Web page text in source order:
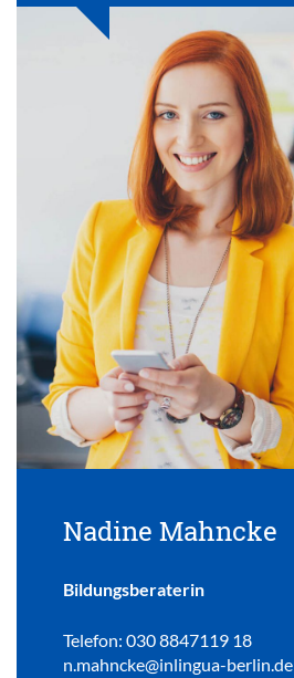
Nadine Mahncke
Bildungsberaterin
Telefon: 030 8847119 18
n.mahncke@inlingua-berlin.de